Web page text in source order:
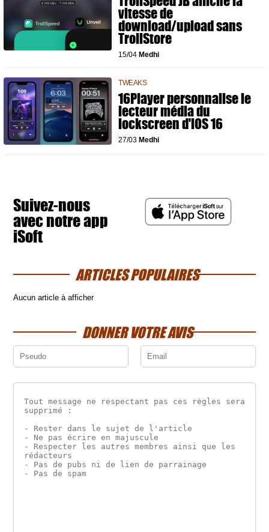
vitesse de
download/upload sans
TrollStore
15/04 Medhi
TWEAKS
16Player personnalise le
lecteur média du
lockscreen d'iOS 16
27/03 Medhi
Suivez-nous
avec notre app
iSoft
ARTICLES POPULAIRES
Aucun article à afficher
DONNER VOTRE AVIS